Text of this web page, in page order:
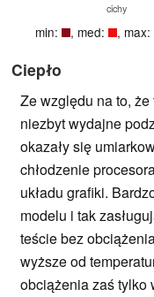
cichy
min: , med: , max:
Ciepło
Ze względu na to,
niezbyt wydajne
okazały się
chłodzenie
układu grafiki.
modelu i tak
teście bez
wyższe od
obciążenia zaś tylko